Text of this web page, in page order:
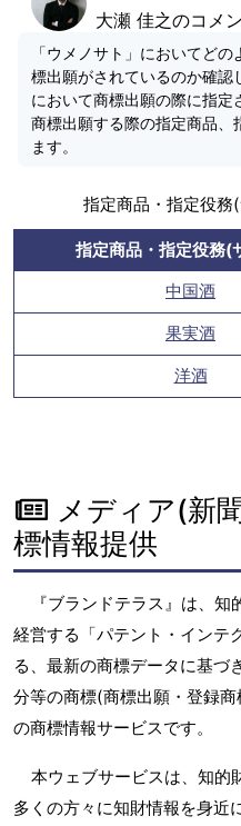
大瀬 佳之のコメ
「ウメノサト」においてど
標出願がされているのか確認
において商標出願の際に指
商標出願する際の指定商品、
ます。
指定商品・指定役
指定商品・指定役務(
中国酒
果実酒
洋酒
メディア(新
標情報提供
『ブランドテラス』は、
経営する「パテント・インテ
る、最新の商標データに基づ
分等の商標(商標出願・登録
の商標情報サービスです。
本ウェブサービスは、知的
多くの方々に知財情報を身近